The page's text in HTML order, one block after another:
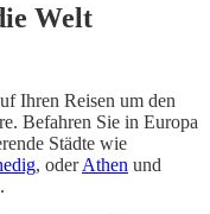
Welt
Ihren Reisen um den
Befahren Sie in Europa
Städte wie
, oderAthen und